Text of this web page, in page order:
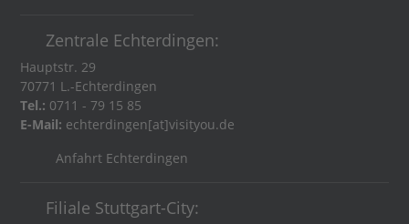
Zentrale Echterdingen:
Hauptstr. 29
70771 L.-Echterdingen
Tel.: 0711 - 79 15 85
E-Mail: echterdingen[at]visityou.de
Anfahrt Echterdingen
Filiale Stuttgart-City: